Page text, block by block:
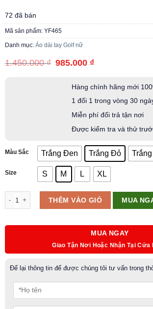
72 đã bán
Mã sản phẩm: YF465
Danh mục: Áo dài tay Golf nữ
1.450.000₫ Giá
gốc
985.000 ₫Giá
985.000 ₫.
Hàng chính hãng mới
1 đổi 1 trong vòng 30
Miễn phí đổi trả tận nơi
Được kiểm tra và thử
Màu Sắc Trắng Đen Trắng Đỏ
Size S M L XL
Áo dài tay Golf nữ PGM-YF465 số lượng
THÊM VÀO GIỎ MUA
MUA NGAY
Giao Tận Nơi Hoặc Nhận Tại Cửa
Để lại thông tin để được chúng tôi tư vấn trong